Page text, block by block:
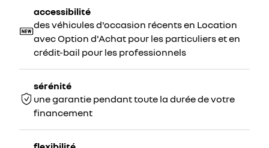
accessibilité
des véhicules d'occasion récents en Location
avec Option d'Achat pour les particuliers et en
crédit-bail pour les professionnels
sérénité
une garantie pendant toute la durée de votre
financement